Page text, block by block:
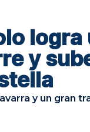
logra
y
y un gran